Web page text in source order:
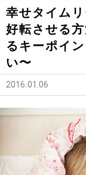
幸せタイム
好転させる
るキーポイ
い〜
2016.01.06